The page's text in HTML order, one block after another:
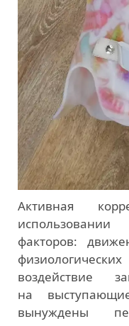
Активная
использовании
факторов:
воздействие
на
вынуждены